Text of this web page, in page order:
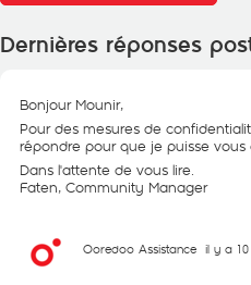
Dernières réponses
Bonjour Mounir,
Pour des mesures de
répondre pour que je puisse vous
Dans l'attente de vous lire.
Faten, Community Manager
Ooredoo Assistance il y a